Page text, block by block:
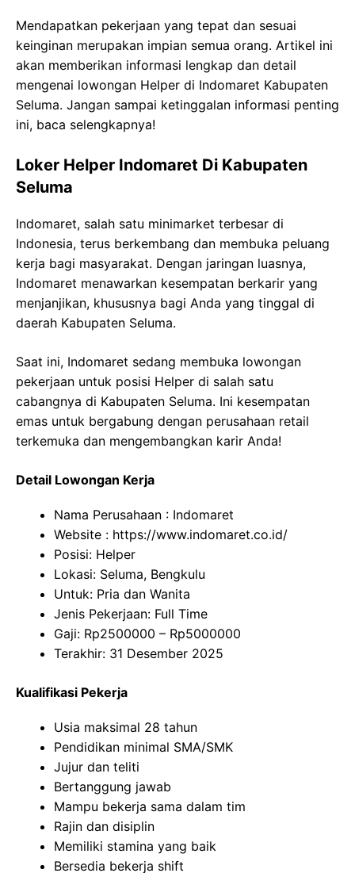
Mendapatkan pekerjaan yang tepat dan sesuai
keinginan merupakan impian semua orang. Artikel ini
akan memberikan informasi lengkap dan detail
mengenai lowongan Helper di Indomaret Kabupaten
Seluma. Jangan sampai ketinggalan informasi penting
ini, baca selengkapnya!
Loker Helper Indomaret Di Kabupaten
Seluma
Indomaret, salah satu minimarket terbesar di
Indonesia, terus berkembang dan membuka peluang
kerja bagi masyarakat. Dengan jaringan luasnya,
Indomaret menawarkan kesempatan berkarir yang
menjanjikan, khususnya bagi Anda yang tinggal di
daerah Kabupaten Seluma.
Saat ini, Indomaret sedang membuka lowongan
pekerjaan untuk posisi Helper di salah satu
cabangnya di Kabupaten Seluma. Ini kesempatan
emas untuk bergabung dengan perusahaan retail
terkemuka dan mengembangkan karir Anda!
Detail Lowongan Kerja
Nama Perusahaan : Indomaret
Website : https://www.indomaret.co.id/
Posisi: Helper
Lokasi: Seluma, Bengkulu
Untuk: Pria dan Wanita
Jenis Pekerjaan: Full Time
Gaji: Rp2500000 – Rp5000000
Terakhir: 31 Desember 2025
Kualifikasi Pekerja
Usia maksimal 28 tahun
Pendidikan minimal SMA/SMK
Jujur dan teliti
Bertanggung jawab
Mampu bekerja sama dalam tim
Rajin dan disiplin
Memiliki stamina yang baik
Bersedia bekerja shift